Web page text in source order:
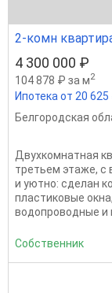
2-комн
4 300 000 ₽
104 878 ₽ за м2
Ипотека от 20
Белгородская
Двухкомнатная
третьем этаже, с
и уютно: сделан
пластиковые
водопроводные и
Собственник